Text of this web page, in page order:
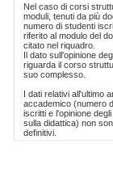
Nel caso di corsi
moduli, tenuti da più
numero di studenti
riferito al modulo del
citato nel riquadro.
Il dato sull'opinione
riguarda il corso
suo complesso.
I dati relativi all'ultimo
accademico (numero
iscritti e l'opinione
sulla didattica) non
definitivi.